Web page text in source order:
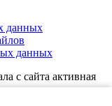
данных
данных
с сайта активная